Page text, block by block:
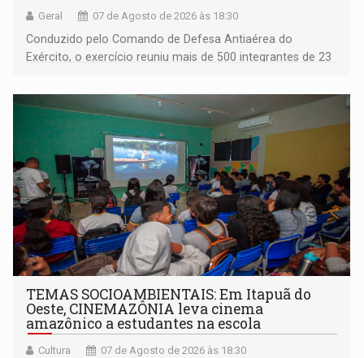
Geral 07 de Agosto de 2026 às 18:30
Conduzido pelo Comando de Defesa Antiaérea do
Exército, o exercício reuniu mais de 500 integrantes de 23
TEMAS SOCIOAMBIENTAIS: Em Itapuã do
Oeste, CINEMAZÔNIA leva cinema
amazônico a estudantes na escola
Cultura 07 de Agosto de 2026 às 18:30